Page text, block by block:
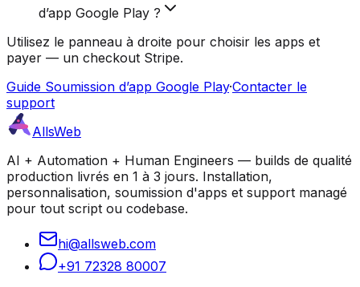
d’app Google Play ?
Utilisez le panneau à droite pour choisir les apps et
payer — un checkout Stripe.
Guide Soumission d’app Google Play·Contacter le
support
AllsWeb
AI + Automation + Human Engineers — builds de qualité
production livrés en 1 à 3 jours. Installation,
personnalisation, soumission d'apps et support managé
pour tout script ou codebase.
hi@allsweb.com
+91 72328 80007